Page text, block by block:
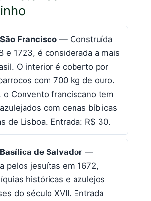
Francisco — Construída
e 1723, é considerada a mais
O interior é coberto por
com 700 kg de ouro.
o Convento franciscano tem
com cenas bíblicas
de Lisboa. Entrada: R$ 30.
de Salvador —
pelos jesuítas em 1672,
históricas e azulejos
do século XVII. Entrada